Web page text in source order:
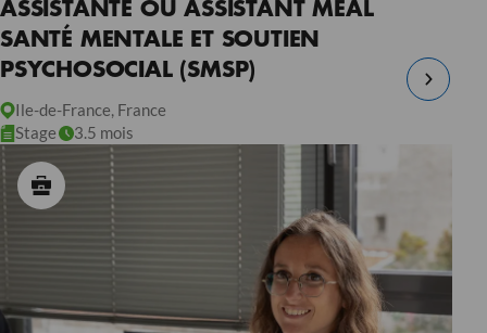
ASSISTANTE OU ASSISTANT MEAL
SANTÉ MENTALE ET SOUTIEN
PSYCHOSOCIAL (SMSP)
Ile-de-France, France
Stage
3.5 mois